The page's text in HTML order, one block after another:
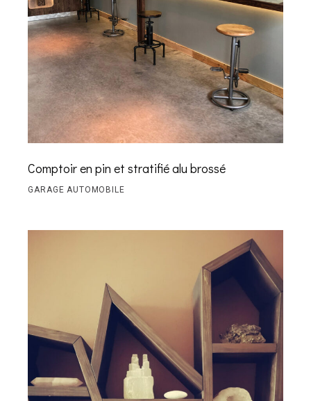
Comptoir en pin et stratifié alu brossé
GARAGE AUTOMOBILE